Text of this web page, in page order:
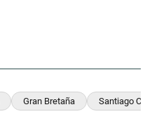
Gran Bretaña Santiago